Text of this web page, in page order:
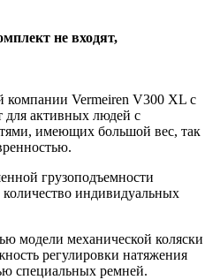
не входят,
компании Vermeiren V300 XL с
активных людей с
имеющих большой вес, так
грузоподъемности
индивидуальных
модели механической коляски
регулировки натяжения
специальных ремней.